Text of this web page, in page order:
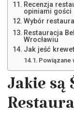
Recenzja
opiniami gości
Wybór
Restauracja
Wrocławiu
Jak jeść
Powiązane
Jakie są